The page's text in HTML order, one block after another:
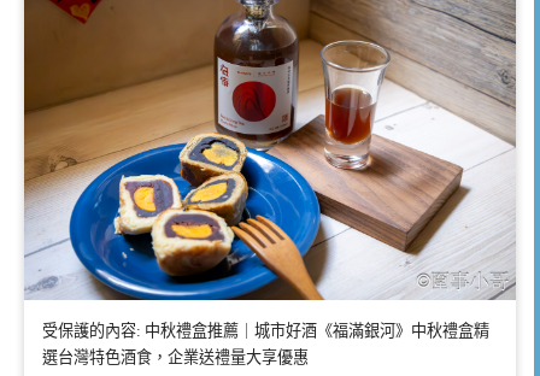
受保護的內容: 中秋禮盒推薦｜城市好酒《福滿銀河》中秋禮盒精
選台灣特色酒食，企業送禮量大享優惠